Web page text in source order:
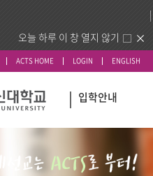
오늘 하루 이 창 열지 않기
ACTS HOME LOGIN ENGLISH
입학안내